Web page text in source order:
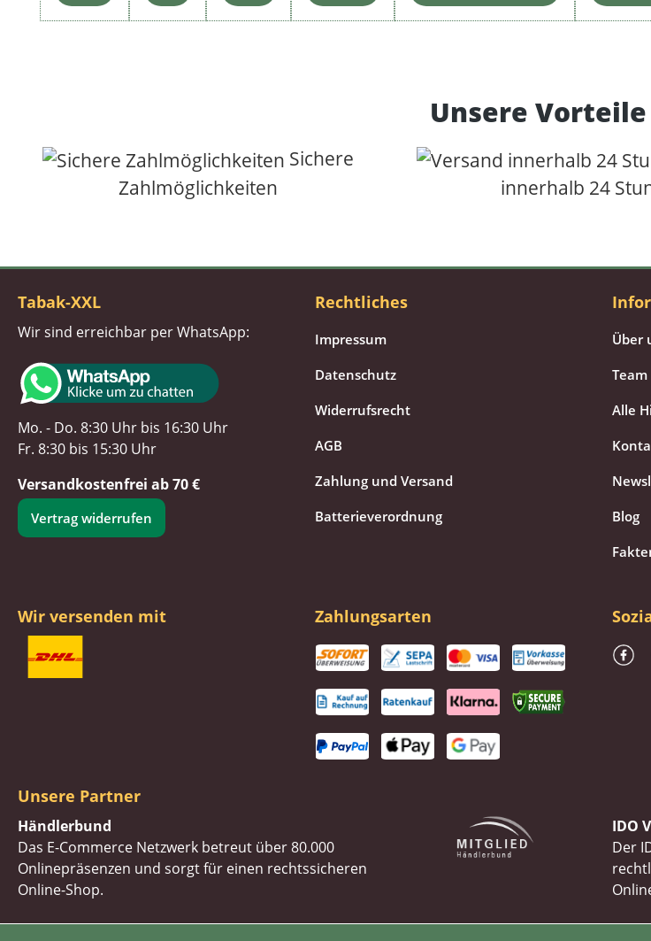
Unsere
Sichere
Zahlmöglichkeiten
innerhalb 24
Tabak-XXL
Wir sind erreichbar per WhatsApp:
Mo. - Do. 8:30 Uhr bis 16:30 Uhr
Fr. 8:30 bis 15:30 Uhr
Versandkostenfrei ab 70 €
Vertrag widerrufen
Rechtliches
Impressum
Datenschutz
Widerrufsrecht
AGB
Zahlung und Versand
Batterieverordnung
Über
Team
Alle
Blog
Wir versenden mit Zahlungsarten
Unsere Partner
Händlerbund
Das E-Commerce Netzwerk betreut über 80.000
Onlinepräsenzen und sorgt für einen rechtssicheren
Online-Shop.
IDO
Der